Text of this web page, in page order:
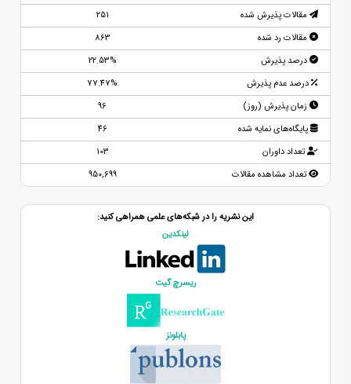
مقالات پذیرش شده
251
مقالات رد شده
863
درصد پذیرش
22.53%
درصد عدم پذیرش
77.47%
زمان پذیرش (روز)
96
پایگاه‌های نمایه شده
46
تعداد داوران
103
تعداد مشاهده مقالات
950,699
این نشریه را در شبکه‌های علمی همراهی کنید:
لینکدین
ریسرچ گیت
پابلونز